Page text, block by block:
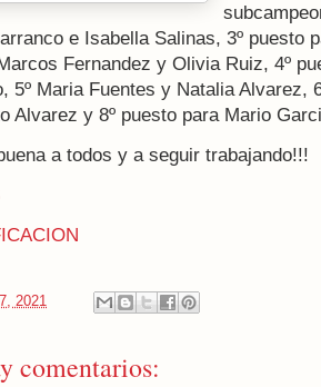
e Isabella Salinas, 3º puesto
Fernandez y Olivia Ruiz, 4º
5º Maria Fuentes y Natalia Alvarez,
Alvarez y 8º puesto para Mario
a todos y a seguir trabajando!!!
2021
comentarios: